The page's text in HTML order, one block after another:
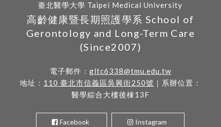
臺北醫學大學 Taipei Medical University
高齡健康暨長期照護學系 School of
Gerontology and Long-Term Care
(Since2007)
電子郵件： gltc6338@tmu.edu.tw
地址： 110 臺北市信義區吳興街250號 ｜系辦位置：
醫學綜合大樓後棟13F
Facebook Instagram